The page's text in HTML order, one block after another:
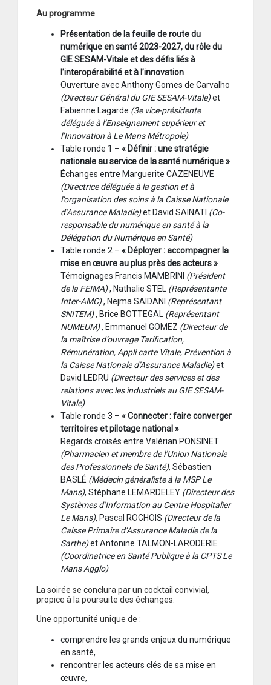
Au programme
Présentation de la feuille de route du
numérique en santé 2023-2027, du rôle du
GIE SESAM-Vitale et des défis liés à
l’interopérabilité et à l’innovation
Ouverture avec Anthony Gomes de Carvalho
(Directeur Général du GIE SESAM-Vitale)et
Fabienne Lagarde (3e vice-présidente
déléguée à l’Enseignement supérieur et
l’Innovation à Le Mans Métropole)
Table ronde 1 – « Définir : une stratégie
nationale au service de la santé numérique »
Échanges entre Marguerite CAZENEUVE
(Directrice déléguée à la gestion et à
l’organisation des soins à la Caisse Nationale
d’Assurance Maladie)et David SAINATI (Co-
responsable du numérique en santé à la
Délégation du Numérique en Santé)
Table ronde 2 – « Déployer : accompagner la
mise en œuvre au plus près des acteurs »
Témoignages Francis MAMBRINI (Président
de la FEIMA), Nathalie STEL (Représentante
Inter-AMC), Nejma SAIDANI (Représentant
SNITEM), Brice BOTTEGAL (Représentant
NUMEUM), Emmanuel GOMEZ (Directeur de
la maîtrise d’ouvrage Tarification,
Rémunération, Appli carte Vitale, Prévention à
la Caisse Nationale d’Assurance Maladie)et
David LEDRU (Directeur des services et des
relations avec les industriels au GIE SESAM-
Vitale)
Table ronde 3 – « Connecter : faire converger
territoires et pilotage national »
Regards croisés entre Valérian PONSINET
(Pharmacien et membre de l’Union Nationale
des Professionnels de Santé), Sébastien
BASLÉ (Médecin généraliste à la MSP Le
Mans), Stéphane LEMARDELEY (Directeur des
Systèmes d’Information au Centre Hospitalier
Le Mans), Pascal ROCHOIS (Directeur de la
Caisse Primaire d’Assurance Maladie de la
Sarthe)et Antonine TALMON-LARODERIE
(Coordinatrice en Santé Publique à la CPTS Le
Mans Agglo)
La soirée se conclura par un cocktail convivial,
propice à la poursuite des échanges.
Une opportunité unique de :
comprendre les grands enjeux du numérique
en santé,
rencontrer les acteurs clés de sa mise en
œuvre,